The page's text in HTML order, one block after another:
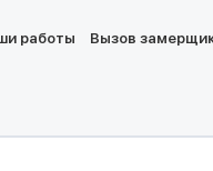
работы Вызов